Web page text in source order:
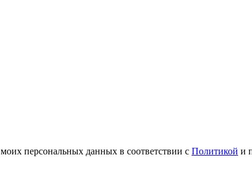
персональных данных в соответствии с Политикой и